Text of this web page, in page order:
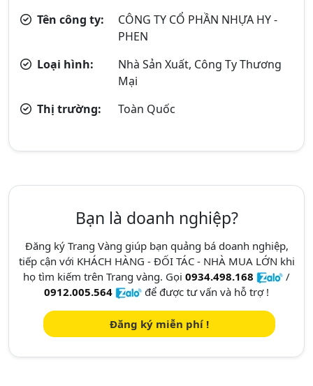
Tên công ty:
CÔNG TY CỔ PHẦN NHỰA HY -
PHEN
Loại hình:
Nhà Sản Xuất, Công Ty Thương
Mại
Thị trường:
Toàn Quốc
Bạn là doanh nghiệp?
Đăng ký Trang Vàng giúp bạn quảng bá doanh nghiệp,
tiếp cận với KHÁCH HÀNG - ĐỐI TÁC - NHÀ MUA LỚN khi
họ tìm kiếm trên Trang vàng. Gọi 0934.498.168
/
0912.005.564
để được tư vấn và hỗ trợ !
Đăng ký miễn phí !